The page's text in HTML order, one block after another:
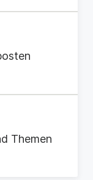
Themen